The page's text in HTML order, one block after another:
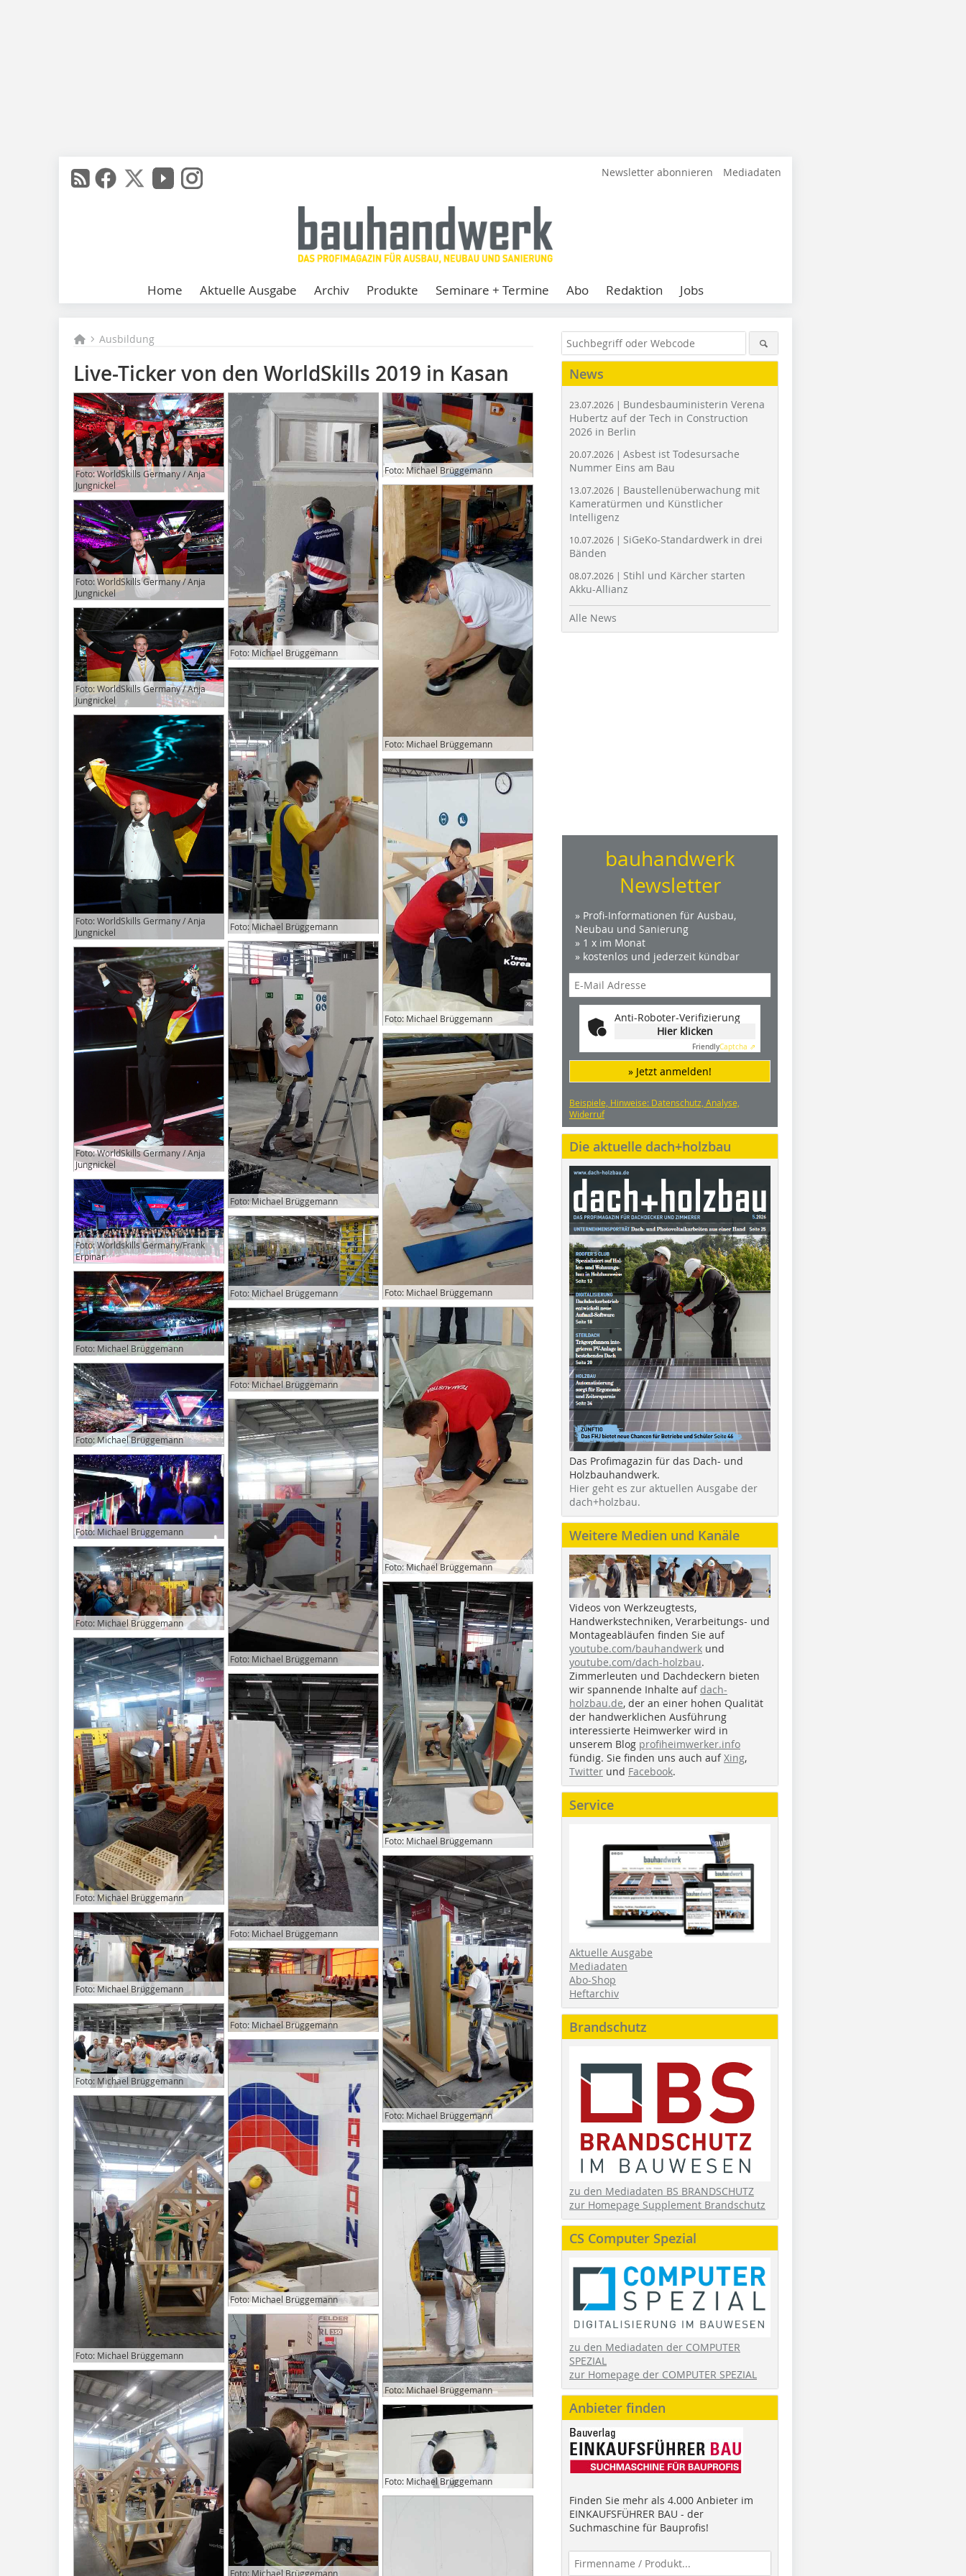
Newsletter abonnieren Mediadaten
Home Aktuelle Ausgabe Archiv Produkte Seminare + Termine Abo Redaktion Jobs
Ausbildung
Live-Ticker von den WorldSkills 2019 in Kasan
Foto: WorldSkills Germany / Anja
Jungnickel
Foto: WorldSkills Germany / Anja
Jungnickel
Foto: WorldSkills Germany / Anja
Jungnickel
Foto: WorldSkills Germany / Anja
Jungnickel
Foto: WorldSkills Germany / Anja
Jungnickel
Foto: Worldskills Germany/Frank
Erpinar
Foto: Michael Brüggemann
Foto: Michael Brüggemann
Foto: Michael Brüggemann
Foto: Michael Brüggemann
Foto: Michael Brüggemann
Foto: Michael Brüggemann
Foto: Michael Brüggemann
Foto: Michael Brüggemann
Foto: Michael Brüggemann
Foto: Michael Brüggemann
Foto: Michael Brüggemann
Foto: Michael Brüggemann
Foto: Michael Brüggemann
Foto: Michael Brüggemann
Foto: Michael Brüggemann
Foto: Michael Brüggemann
Foto: Michael Brüggemann
Foto: Michael Brüggemann
Foto: Michael Brüggemann
Foto: Michael Brüggemann
Foto: Michael Brüggemann
Foto: Michael Brüggemann
Foto: Michael Brüggemann
Foto: Michael Brüggemann
Foto: Michael Brüggemann
Foto: Michael Brüggemann
Foto: Michael Brüggemann
News
23.07.2026 | Bundesbauministerin Verena
Hubertz auf der Tech in Construction
2026 in Berlin
20.07.2026 | Asbest ist Todesursache
Nummer Eins am Bau
13.07.2026 | Baustellenüberwachung mit
Kameratürmen und Künstlicher
Intelligenz
10.07.2026 | SiGeKo-Standardwerk in drei
Bänden
08.07.2026 | Stihl und Kärcher starten
Akku-Allianz
Alle News
bauhandwerk
Newsletter
» Profi-Informationen für Ausbau,
Neubau und Sanierung
» 1 x im Monat
» kostenlos und jederzeit kündbar
Anti-Roboter-Verifizierung
Hier klicken
FriendlyCaptcha ⇗
» Jetzt anmelden!
Beispiele, Hinweise: Datenschutz, Analyse,
Widerruf
Die aktuelle dach+holzbau
Das Profimagazin für das Dach- und
Holzbauhandwerk.
Hier geht es zur aktuellen Ausgabe der
dach+holzbau.
Weitere Medien und Kanäle
Videos von Werkzeugtests,
Handwerkstechniken, Verarbeitungs- und
Montageabläufen finden Sie auf
youtube.com/bauhandwerk und
youtube.com/dach-holzbau.
Zimmerleuten und Dachdeckern bieten
wir spannende Inhalte auf dach-
holzbau.de, der an einer hohen Qualität
der handwerklichen Ausführung
interessierte Heimwerker wird in
unserem Blog profiheimwerker.info
fündig. Sie finden uns auch aufXing,
Twitter und Facebook.
Service
Aktuelle Ausgabe
Mediadaten
Abo-Shop
Heftarchiv
Brandschutz
zu den Mediadaten BS BRANDSCHUTZ
zur Homepage Supplement Brandschutz
CS Computer Spezial
zu den Mediadaten der COMPUTER
SPEZIAL
zur Homepage der COMPUTER SPEZIAL
Anbieter finden
Finden Sie mehr als 4.000 Anbieter im
EINKAUFSFÜHRER BAU - der
Suchmaschine für Bauprofis!